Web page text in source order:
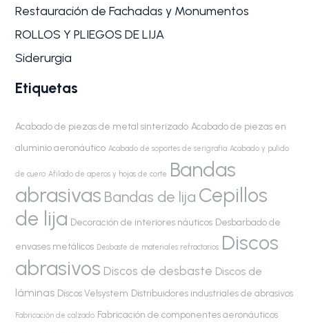
Restauración de Fachadas y Monumentos
ROLLOS Y PLIEGOS DE LIJA
Siderurgia
Etiquetas
Acabado de piezas de metal sinterizado Acabado de piezas en
aluminio aeronáutico Acabado de soportes de serigrafía Acabado y pulido
de cuero Afilado de aperos y hojas de corte Bandas
abrasivas Bandas de lija Cepillos
de lija Decoración de interiores náuticos Desbarbado de
envases metálicos Desbaste de materiales refractarios Discos
abrasivos Discos de desbaste Discos de
láminas Discos Velsystem Distribuidores industriales de abrasivos
Fabricación de calzado Fabricación de componentes aeronáuticos